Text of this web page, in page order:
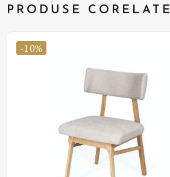
PRODUSE CORELATE
-10%